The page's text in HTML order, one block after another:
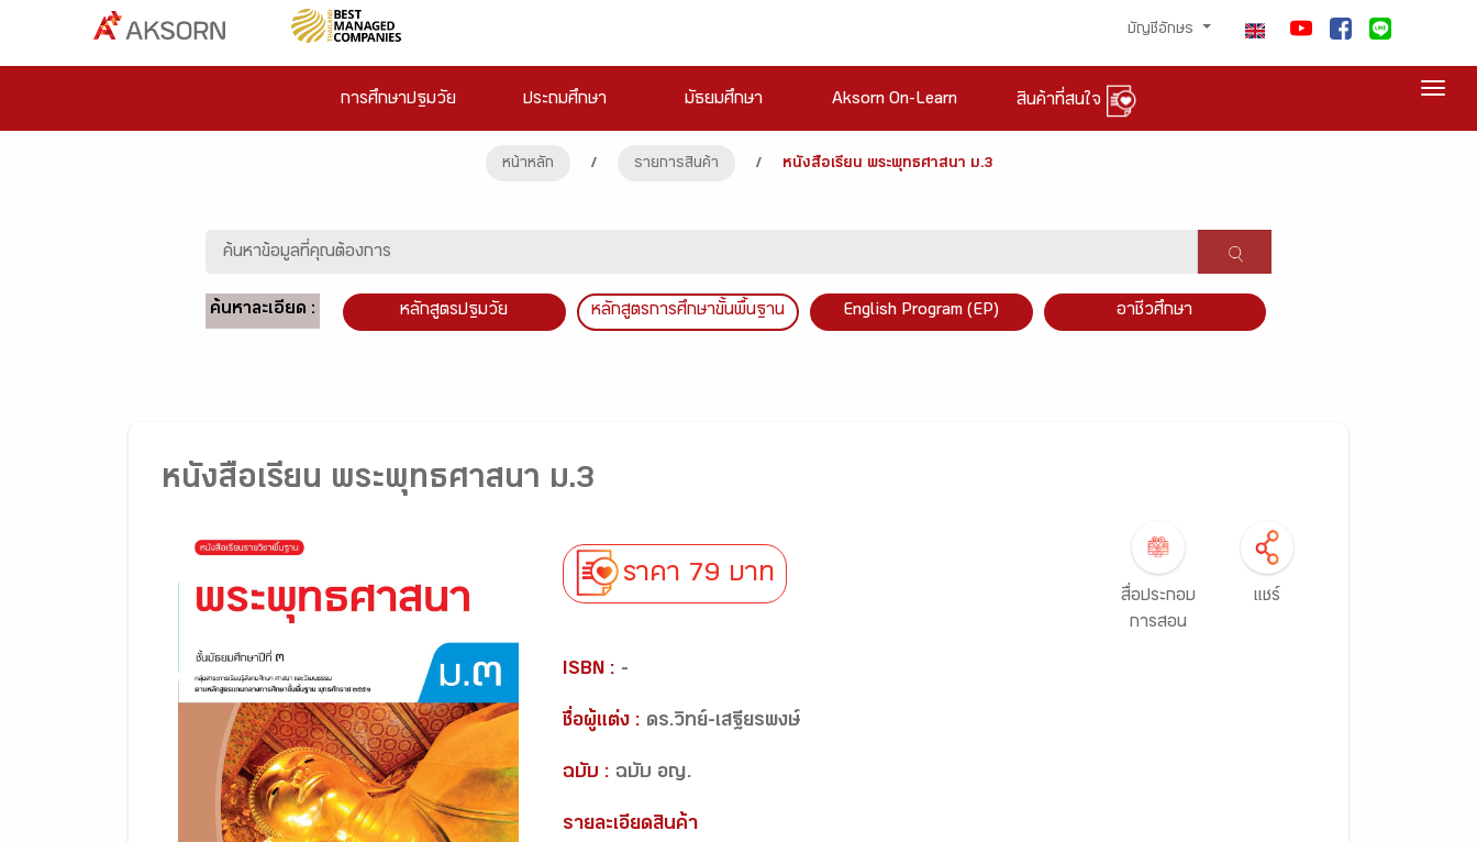
บัญชีอักษร
การศึกษาปฐมวัย ประถมศึกษา มัธยมศึกษา Aksorn On-Learn สินค้าที่สนใจ
หน้าหลัก / รายการสินค้า / หนังสือเรียน พระพุทธศาสนา ม.3
ค้นหาละเอียด : หลักสูตรปฐมวัย หลักสูตรการศึกษาขั้นพื้นฐาน English Program (EP) อาชีวศึกษา
หนังสือเรียน พระพุทธศาสนา ม.3
ราคา 79 บาท
สื่อประกอบ
การสอน
แชร์
ISBN : -
ชื่อผู้แต่ง : ดร.วิทย์-เสฐียรพงษ์
ฉบับ : ฉบับ อญ.
รายละเอียดสินค้า